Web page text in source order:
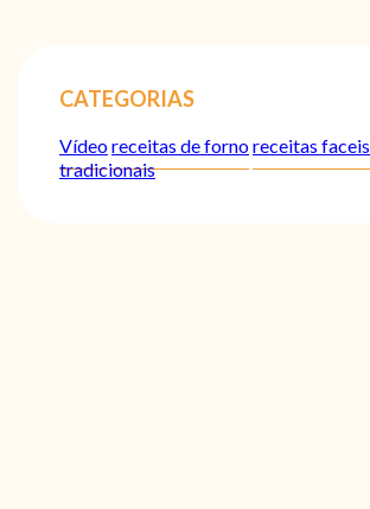
CATEGORIAS
Vídeoreceitas de fornoreceitas faceis
tradicionais